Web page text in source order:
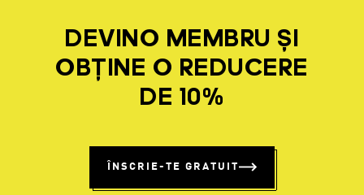
DEVINO MEMBRU ȘI
OBȚINE O REDUCERE
DE 10%
ÎNSCRIE-TE GRATUIT